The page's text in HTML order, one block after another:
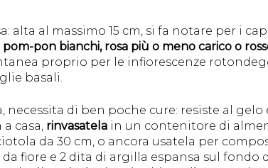
alta al massimo 15 cm, si fa notare per i
pom-pon bianchi, rosa più o meno carico o
proprio per le infiorescenze
basali.
necessita di ben poche cure: resiste al
casa, rinvasatela in un contenitore di
da 30 cm, o ancora usatela per
fiore e 2 dita di argilla espansa sul fondo